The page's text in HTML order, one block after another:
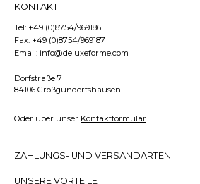
KONTAKT
Tel: +49 (0)8754/969186
Fax: +49 (0)8754/969187
Email: info@deluxeforme.com
Dorfstraße 7
84106 Großgundertshausen
Oder über unser Kontaktformular.
ZAHLUNGS- UND VERSANDARTEN
UNSERE VORTEILE